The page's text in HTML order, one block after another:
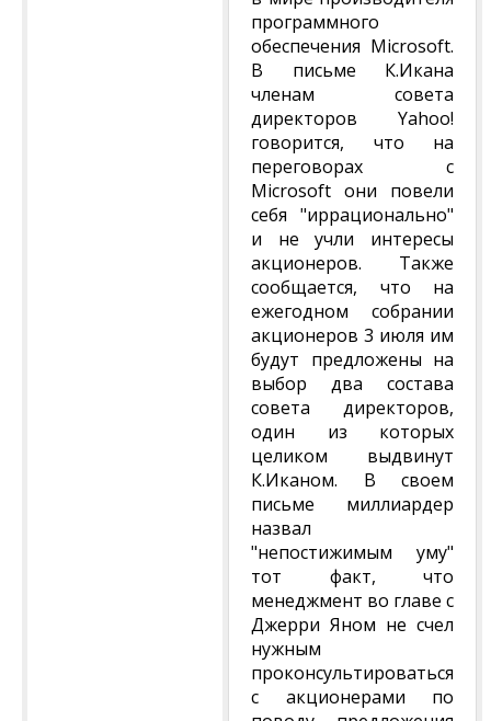
программного
обеспечения Microsoft.
В письме К.Икана
членам совета
директоров Yahoo!
говорится, что на
переговорах с
Microsoft они повели
себя "иррационально"
и не учли интересы
акционеров. Также
сообщается, что на
ежегодном собрании
акционеров 3 июля им
будут предложены на
выбор два состава
совета директоров,
один из которых
целиком выдвинут
К.Иканом. В своем
письме миллиардер
назвал
"непостижимым уму"
тот факт, что
менеджмент во главе с
Джерри Яном не счел
нужным
проконсультироваться
с акционерами по